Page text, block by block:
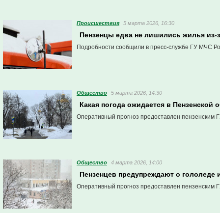
Проиcшествия 5 марта 2026, 16:30
Пензенцы едва не лишились жилья из-
Подробности сообщили в пресс-службе ГУ МЧС
Общество 5 марта 2026, 14:30
Какая погода ожидается в Пензенской
Оперативный прогноз предоставлен пензенским
Общество 4 марта 2026, 14:00
Пензенцев предупреждают о гололеде
Оперативный прогноз предоставлен пензенским